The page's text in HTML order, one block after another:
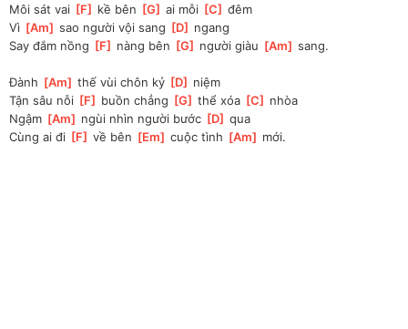
Môi sát vai [F kề bên [G ] ai mỗi [C ] đêm
Vì [Am ] sao người vội sang [D
ngang
Say đắm nồng [F nàng bên [G người giàu [Am ] sang.
Đành [Am ] thế vùi chôn kỷ [D
niệm
Tận sâu nỗi [F buồn chẳng [G ] thể xóa [C
nhòa
Ngậm [Am ngùi nhìn người bước [D ] qua
Cùng ai đi [F ] về bên [Em ] cuộc tình [Am mới.